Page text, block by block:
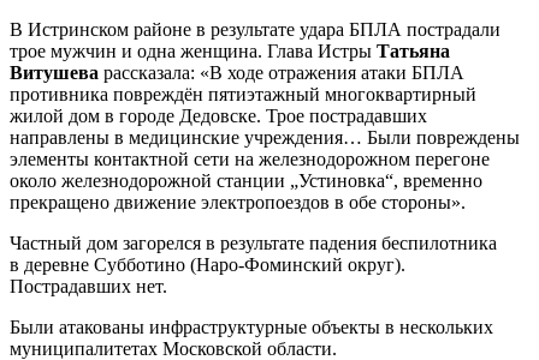
В Истринском районе в результате удара БПЛА пострадали
трое мужчин и одна женщина. Глава Истры Татьяна
Витушева рассказала: «В ходе отражения атаки БПЛА
противника повреждён пятиэтажный многоквартирный
жилой дом в городе Дедовске. Трое пострадавших
направлены в медицинские учреждения… Были повреждены
элементы контактной сети на железнодорожном перегоне
около железнодорожной станции „Устиновка“, временно
прекращено движение электропоездов в обе стороны».
Частный дом загорелся в результате падения беспилотника
в деревне Субботино (Наро-Фоминский округ).
Пострадавших нет.
Были атакованы инфраструктурные объекты в нескольких
муниципалитетах Московской области.